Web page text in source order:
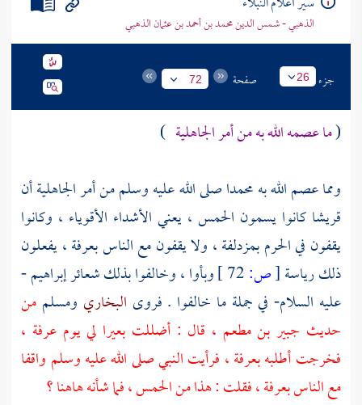
الذهبي - شمس الدين محمد بن أحمد بن عثمان الذهبي
جزء 26 صفحة 72
(ما عصمه الله به من أمر الجاهلية )
ومما عصم الله بهمحمداصلى الله عليه وسلم من أمر الجاهلية أن
قريشاكانوا يسمون الحمس ، يعني الأشداء الأقوياء ، وكانوا
يقفون فيالحرمبمزدلفة ، ولا يقفون مع الناسبعرفة ،يفعلون
ذلك رياسة[ص: وبأوا ، وخالفوا بذلك شعائرإبراهيم-
عليه السلام- في جملة ما خالفوا . فروى البخاري ومسلم من
حديث جبير بن مطعم ، قال : أضللت بعيرا لي يومعرفة ،
فخرجت أطلبهبعرفة ، فرأيت النبي صلى الله عليه وسلم واقفا
مع الناسبعرفة ،فقلت : هذا من الحمس ، فما شأنه هاهنا ؟